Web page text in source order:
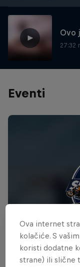
Ovo
27:32
Eventi
Ova internet
kolačiće. S
koristi dodatne
strane) ili slične